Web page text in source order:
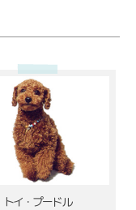
トイ・プードル